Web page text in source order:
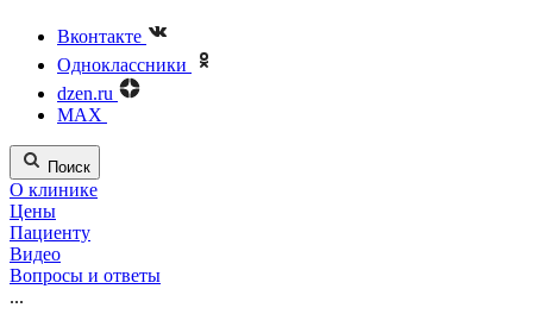
Вконтакте
Одноклассники
dzen.ru
MAX
Поиск
О клинике
Цены
Пациенту
Видео
Вопросы и ответы
...